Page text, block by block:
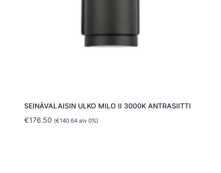
SEINÄVALAISIN ULKO MILO II 3000K ANTRASIITTI
€176.50 (€140.64alv 0%)